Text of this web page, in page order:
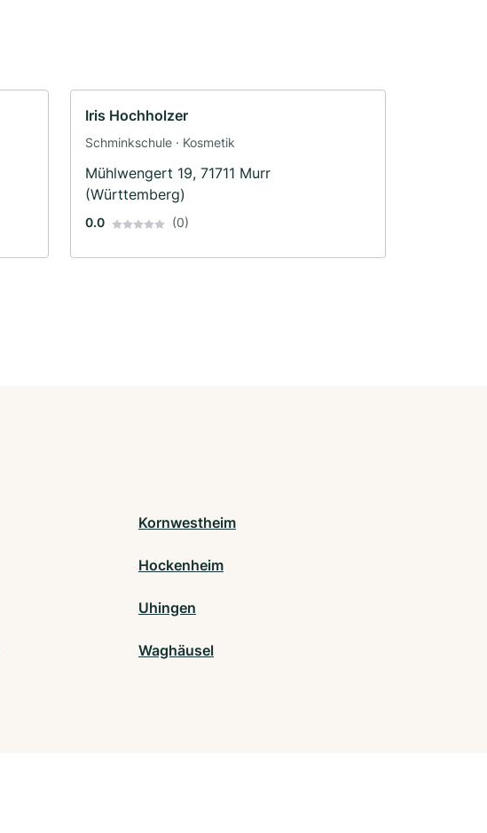
Iris Hochholzer
Schminkschule · Kosmetik
Mühlwengert 19, 71711 Murr
(Württemberg)
0.0 (0)
Kornwestheim
Hockenheim
Uhingen
Waghäusel